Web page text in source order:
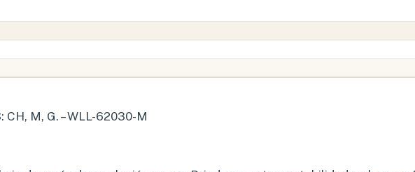
CH, M, G. – WLL-62030-M